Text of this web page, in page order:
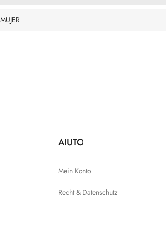
MUJER
AIUTO
Mein Konto
Recht & Datenschutz